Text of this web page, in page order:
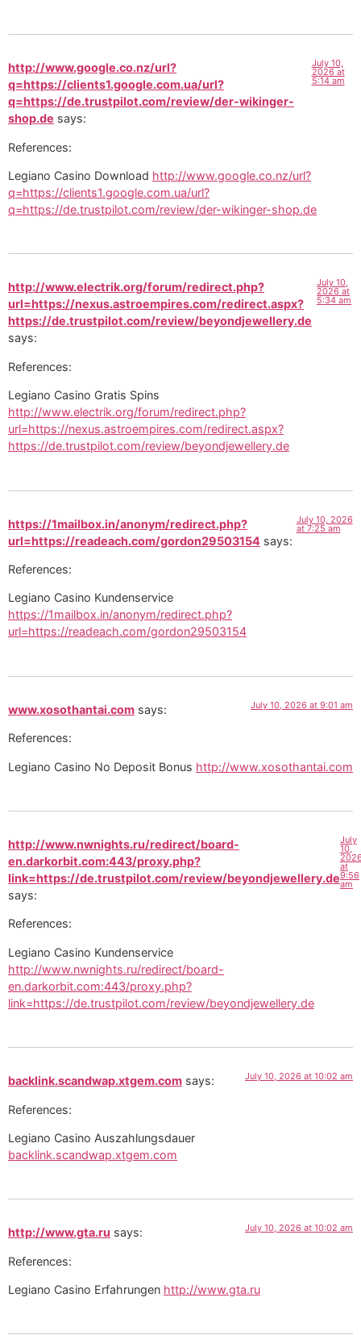
http://www.google.co.nz/url?
q=https://clients1.google.com.ua/url?
q=https://de.trustpilot.com/review/der-wikinger-
shop.de says:
July 10,
2026 at
5:14 am
References:
Legiano Casino Download http://www.google.co.nz/url?
q=https://clients1.google.com.ua/url?
q=https://de.trustpilot.com/review/der-wikinger-shop.de
http://www.electrik.org/forum/redirect.php?
url=https://nexus.astroempires.com/redirect.aspx?
https://de.trustpilot.com/review/beyondjewellery.de
says:
July 10,
2026 at
5:34 am
References:
Legiano Casino Gratis Spins
http://www.electrik.org/forum/redirect.php?
url=https://nexus.astroempires.com/redirect.aspx?
https://de.trustpilot.com/review/beyondjewellery.de
https://1mailbox.in/anonym/redirect.php?
url=https://readeach.com/gordon29503154 says:
July 10, 2026
at 7:25 am
References:
Legiano Casino Kundenservice
https://1mailbox.in/anonym/redirect.php?
url=https://readeach.com/gordon29503154
www.xosothantai.com says: July 10, 2026 at 9:01 am
References:
Legiano Casino No Deposit Bonus http://www.xosothantai.com
http://www.nwnights.ru/redirect/board-
en.darkorbit.com:443/proxy.php?
link=https://de.trustpilot.com/review/beyondjewellery.de
says:
July
10,
at
9:56
am
References:
Legiano Casino Kundenservice
http://www.nwnights.ru/redirect/board-
en.darkorbit.com:443/proxy.php?
link=https://de.trustpilot.com/review/beyondjewellery.de
backlink.scandwap.xtgem.com says: July 10, 2026 at 10:02 am
References:
Legiano Casino Auszahlungsdauer
backlink.scandwap.xtgem.com
http://www.gta.ru says: July 10, 2026 at 10:02 am
References:
Legiano Casino Erfahrungen http://www.gta.ru